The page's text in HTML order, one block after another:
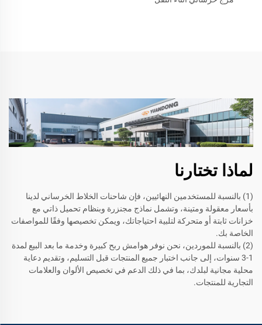
لماذا تختارنا
(1) بالنسبة للمستخدمين النهائيين، فإن شاحنات الخلاط الخرساني لدينا
بأسعار معقولة ومتينة، وتشمل نماذج مجنزرة وبنظام تحميل ذاتي مع
خزانات ثابتة أو متحركة لتلبية احتياجاتك، ويمكن تخصيصها وفقًا للمواصفات
الخاصة بك.
(2) بالنسبة للموردين، نحن نوفر هوامش ربح كبيرة وخدمة ما بعد البيع لمدة
1-3 سنوات، إلى جانب اختبار جميع المنتجات قبل التسليم، وتقديم دعاية
محلية مجانية لبلدك، بما في ذلك الدعم في تخصيص الألوان والعلامات
التجارية للمنتجات.